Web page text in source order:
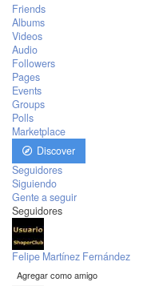
Friends
Albums
Videos
Audio
Followers
Pages
Events
Groups
Polls
Marketplace
Discover
Seguidores
Siguiendo
Gente a seguir
Seguidores
Felipe Martínez Fernández
Agregar como amigo